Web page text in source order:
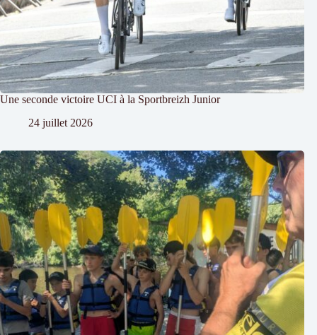
Une seconde victoire UCI à la Sportbreizh Junior
24 juillet 2026